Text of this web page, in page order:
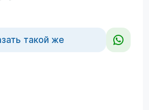
такой же